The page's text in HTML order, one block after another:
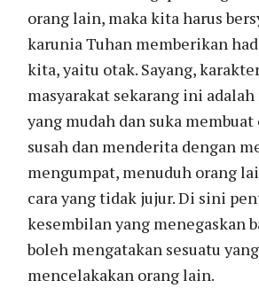
orang lain, maka kita harus
karunia Tuhan memberikan
kita, yaitu otak. Sayang,
masyarakat sekarang ini
yang mudah dan suka
susah dan menderita dengan
mengumpat, menuduh orang
cara yang tidak jujur. Di sini
kesembilan yang menegaskan
boleh mengatakan sesuatu
mencelakakan orang lain.